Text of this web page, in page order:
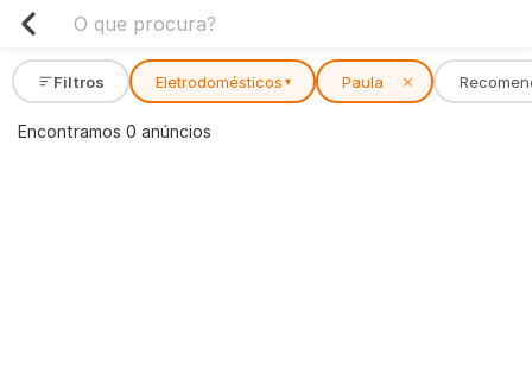
Filtros Eletrodomésticos ▾ Paula ✕
Encontramos 0 anúncios